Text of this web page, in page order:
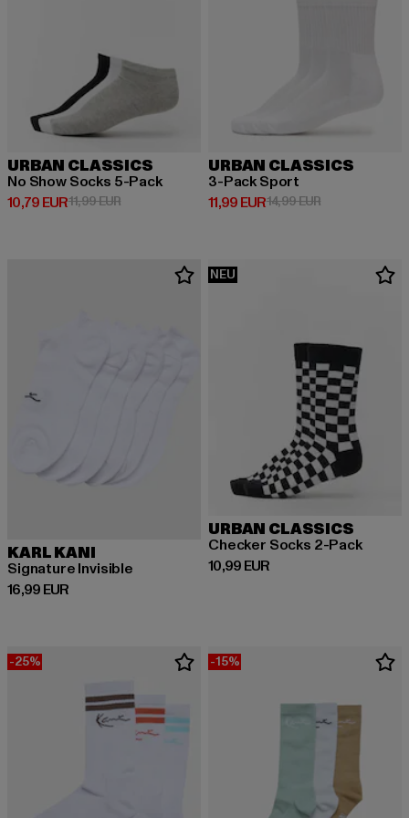
URBAN CLASSICS
No Show Socks 5-Pack
10,79 EUR
Derzeitiger Preis: 10,79 EUR
11,99 EURAktionspreis: 11,99 EUR
URBAN CLASSICS
3-Pack Sport
11,99 EUR
Derzeitiger Preis: 11,99 EUR
14,99 EURAktionspreis:
KARL KANI
Signature Invisible
16,99 EUR
Derzeitiger Preis: 16,99 EUR
NEU
URBAN CLASSICS
Checker Socks 2-Pack
10,99 EUR
Derzeitiger Preis: 10,99 EUR
-25% -15%